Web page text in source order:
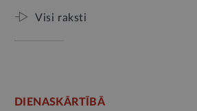
Visi raksti
DIENASKĀRTĪBĀ